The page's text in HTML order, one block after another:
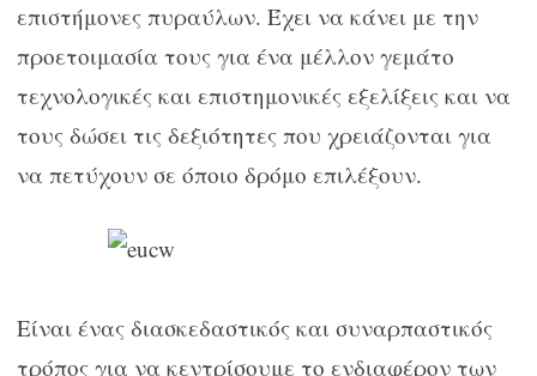
επιστήμονες πυραύλων. Έχει να κάνει με την
προετοιμασία τους για ένα μέλλον γεμάτο
τεχνολογικές και επιστημονικές εξελίξεις και να
τους δώσει τις δεξιότητες που χρειάζονται για
να πετύχουν σε όποιο δρόμο επιλέξουν.
Είναι ένας διασκεδαστικός και συναρπαστικός
τρόπος για να κεντρίσουμε το ενδιαφέρον των